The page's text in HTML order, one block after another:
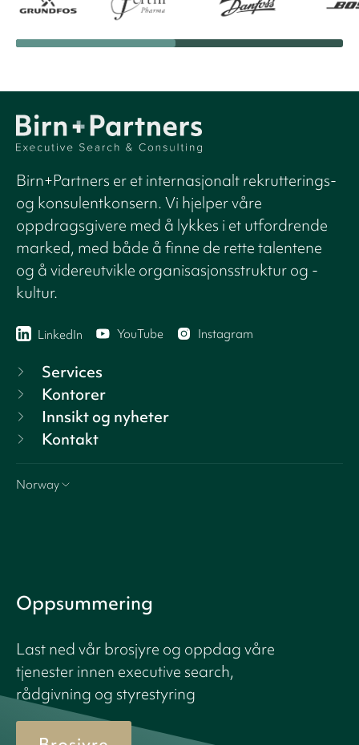
Birn+Partners er et internasjonalt rekrutterings-
og konsulentkonsern. Vi hjelper våre
oppdragsgivere med å lykkes i et utfordrende
marked, med både å finne de rette talentene
og å videreutvikle organisasjonsstruktur og -
kultur.
LinkedIn YouTube Instagram
Services
Kontorer
Innsikt og nyheter
Kontakt
Norway
Oppsummering
Last ned vår brosjyre og oppdag våre
tjenester innen executive search,
rådgivning og styrestyring